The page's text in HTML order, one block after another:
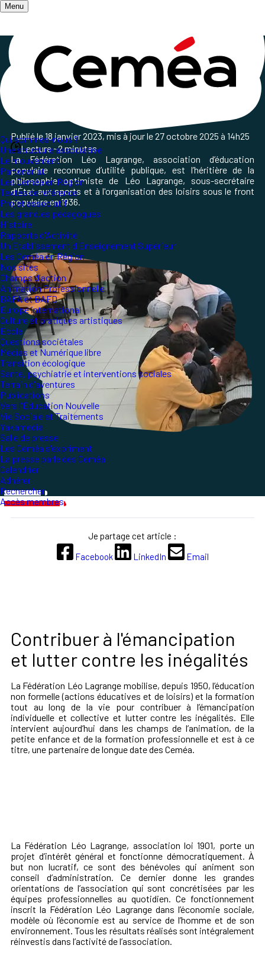
Menu
Qui sommes-nous ?
Une structure associative
Le mouvement
Partenariat
Les Ceméa en Région
Textes de référence
Projet associatif
Les grand.es pédagogues
Histoire
Rapports d'Activité
Un Etablissement d'Enseignement Supérieur
Les Ceméa en Région
Nos sites
Champs d'action
Animation Professionnelle
BAFA et BAFD
Europe international
Culture et pratiques artistiques
École
Questions sociétales
Médias et Numérique libre
Transition écologique
Santé, psychiatrie et interventions sociales
Terrain d'aventures
Publications
Vers l'Éducation Nouvelle
Vie Sociale et Traitements
Yakamedia
Salle de presse
Les Ceméa s'expriment
La presse parle des Ceméa
Calendrier
Adhérer
Rechercher
Accès membres
Accueil/ Qui sommes-nous ? /
Nos partenaires
Partenaire
Publié le18 janvier 2023, mis à jour le27 octobre 2025 à 14h25
Lecture ~2 minutes
La Fédération Léo Lagrange, association d’éducation
populaire reconnue d’utilité publique, est l’héritière de la
philosophie optimiste de Léo Lagrange, sous-secrétaire
d'État aux sports et à l'organisation des loisirs sous le front
populaire en 1936.
Contribuer à l'émancipation
et lutter contre les inégalités
La Fédération Léo Lagrange mobilise, depuis 1950, l’éducation
non formelle (actions éducatives et de loisirs) et la formation
tout au long de la vie pour contribuer à l’émancipation
individuelle et collective et lutter contre les inégalités. Elle
intervient aujourd’hui dans les champs de l’animation, de la
petite enfance et de la formation professionnelle et est à ce
titre, une partenaire de longue date des Ceméa.
La Fédération Léo Lagrange, association loi 1901, porte un
projet d’intérêt général et fonctionne démocratiquement. À
but non lucratif, ce sont des bénévoles qui animent son
conseil d’administration. Ce dernier donne les grandes
orientations de l’association qui sont concrétisées par les
équipes professionnelles au quotidien. Ce fonctionnement
inscrit la Fédération Léo Lagrange dans l’économie sociale,
modèle où l’économie est au service de l’homme et de son
environnement. Tous les résultats réalisés sont intégralement
réinvestis dans l’activité de l’association.
Je partage cet article :
Facebook
LinkedIn Email